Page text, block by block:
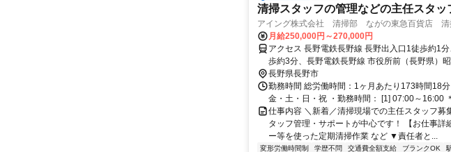
清掃スタッフの管理などの主任スタッ
アイング株式会社 清掃部 ながの東急百貨店 清
月給250,000円～270,000円
アクセス 長野電鉄長野線 長野出入口1徒歩約1
歩約3分、長野電鉄長野線 市役所前（長野県）
9分
長野県長野市
勤務時間 総労働時間：1ヶ月あたり173時間18
金・土・日・祝 ・勤務時間： [1] 07:00～16:00
仕事内容 ＼新着／清掃現場での主任スタッフ募
タッフ管理・サポートが中心です！ 【お仕事詳
ー等を使った定期清掃作業 など ▼責任者と...
変形労働時間制 学歴不問 交通費全額支給 ブランクOK